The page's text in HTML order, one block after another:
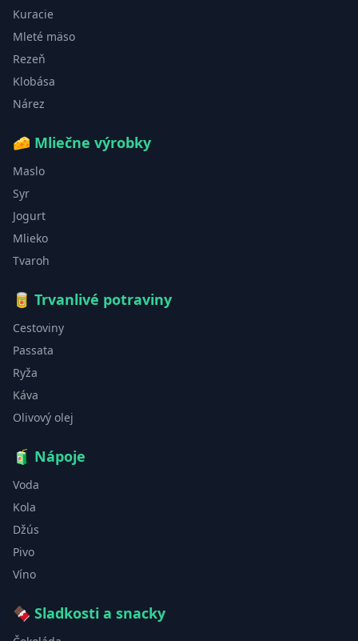
Kuracie
Mleté mäso
Rezeň
Klobása
Nárez
🧀 Mliečne výrobky
Maslo
Syr
Jogurt
Mlieko
Tvaroh
🥫 Trvanlivé potraviny
Cestoviny
Passata
Ryža
Káva
Olivový olej
🧃 Nápoje
Voda
Kola
Džús
Pivo
Víno
🍫 Sladkosti a snacky